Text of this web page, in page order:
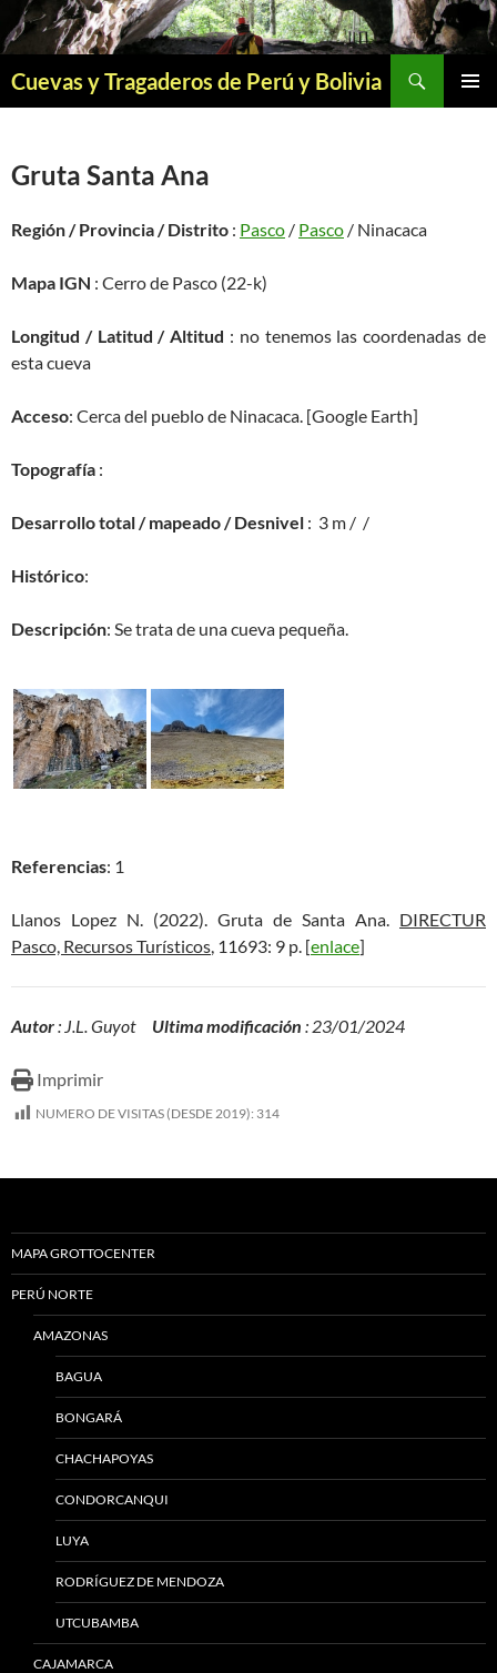
Saltar
al
Cuevas y Tragaderos de Perú y Bolivia
Gruta Santa Ana
Región / Provincia / Distrito : Pasco / Pasco / Ninacaca
Mapa IGN : Cerro de Pasco (22-k)
Longitud / Latitud / Altitud : no tenemos las coordenadas de
esta cueva
Acceso: Cerca del pueblo de Ninacaca. [Google Earth]
Topografía :
Desarrollo total / mapeado / Desnivel : 3 m / /
Histórico:
Descripción: Se trata de una cueva pequeña.
Referencias: 1
Llanos Lopez N. (2022). Gruta de Santa Ana. DIRECTUR
Pasco, Recursos Turísticos, 11693: 9 p. [enlace]
Autor: J.L. Guyot Ultima modificación : 23/01/2024
Imprimir
NUMERO DE VISITAS (DESDE 2019): 314
MAPA GROTTOCENTER
PERÚ NORTE
AMAZONAS
BAGUA
BONGARÁ
CHACHAPOYAS
CONDORCANQUI
LUYA
RODRÍGUEZ DE MENDOZA
UTCUBAMBA
CAJAMARCA